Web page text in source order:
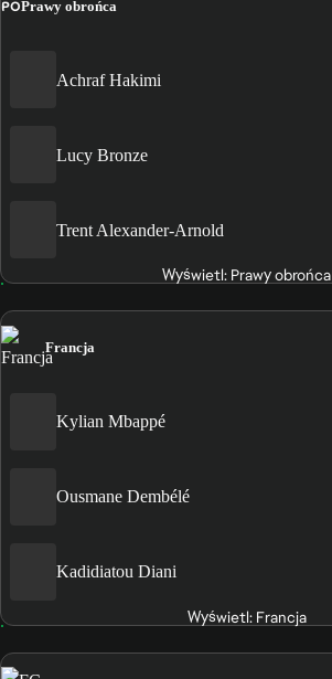
POPrawy obrońca
Achraf Hakimi
Lucy Bronze
Trent Alexander-Arnold
Wyświetl: Prawy obrońca
Francja
Kylian Mbappé
Ousmane Dembélé
Kadidiatou Diani
Wyświetl: Francja